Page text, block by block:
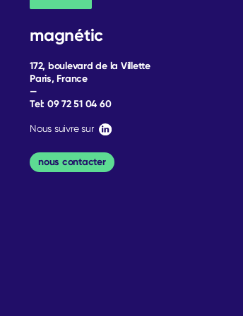
magnétic
172, boulevard de la Villette
Paris, France
—
Tel: 09 72 51 04 60
Nous suivre sur
nous contacter